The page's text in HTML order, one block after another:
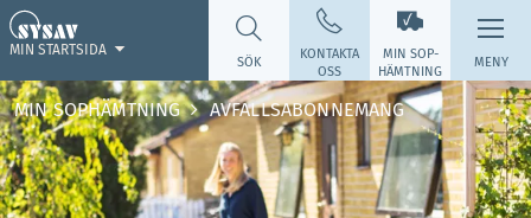
MIN SOP­
HÄMTNING
SÖK
KONTAKTA
OSS
MENY
MIN STARTSIDA
MIN SOPHÄMTNING AVFALLSABONNEMANG